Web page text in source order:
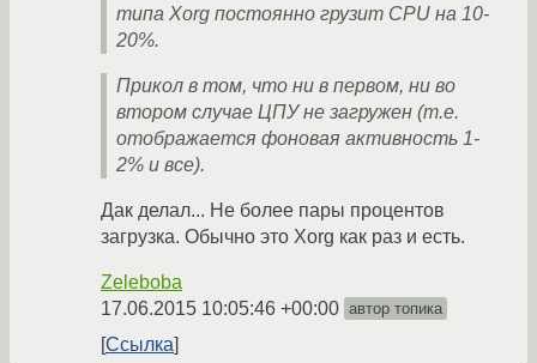
типа Xorg постоянно грузит CPU на 10-
20%.
Прикол в том, что ни в первом, ни во
втором случае ЦПУ не загружен (т.е.
отображается фоновая активность 1-
2% и все).
Дак делал... Не более пары процентов
загрузка. Обычно это Xorg как раз и есть.
Zeleboba
17.06.2015 10:05:46 +00:00 автор топика
Ссылка